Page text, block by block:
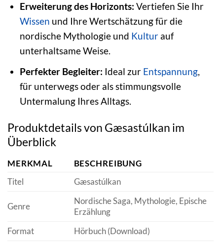
Erweiterung des Horizonts: Vertiefen Sie Ihr
Wissen und Ihre Wertschätzung für die
nordische Mythologie und Kulturauf
unterhaltsame Weise.
Perfekter Begleiter: Ideal zur Entspannung,
für unterwegs oder als stimmungsvolle
Untermalung Ihres Alltags.
Produktdetails von Gæsastúlkan im
Überblick
MERKMAL
BESCHREIBUNG
Titel
Gæsastúlkan
Genre
Nordische Saga, Mythologie, Epische
Erzählung
Format
Hörbuch (Download)